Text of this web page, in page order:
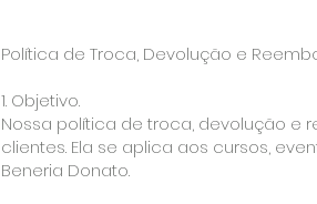
Política de Troca, Devolução e
1. Objetivo.
Nossa política de troca, devolução e
clientes. Ela se aplica aos cursos,
Beneria Donato.